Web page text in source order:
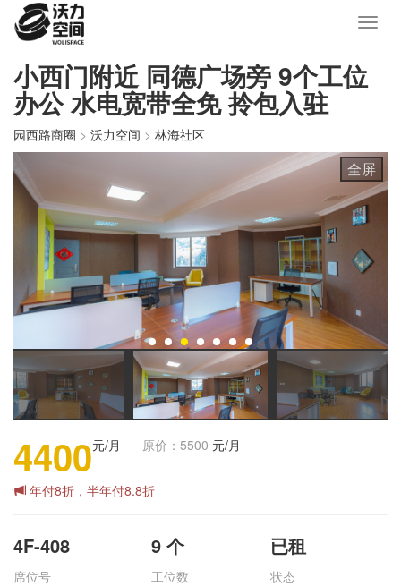
小西门附近 同德广场旁 9个工位
办公 水电宽带全免 拎包入驻
园西路商圈 > 沃力空间 > 林海社区
全屏
4400元/月 原价：5500元/月
年付8折，半年付8.8折
4F-408
席位号
9 个
工位数
已租
状态